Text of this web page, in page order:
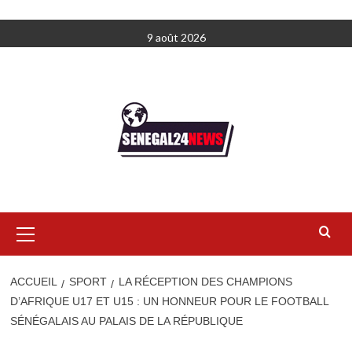
au
9 août 2026
principal
ACCUEIL SPORT
LA RÉCEPTION DES CHAMPIONS
D’AFRIQUE U17 ET U15 : UN HONNEUR POUR LE FOOTBALL
SÉNÉGALAIS AU PALAIS DE LA RÉPUBLIQUE